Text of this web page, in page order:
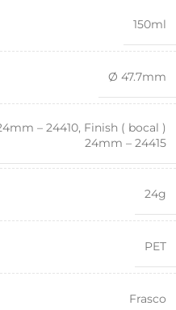
150ml
Ø 47.7mm
– 24410, Finish ( bocal )
24mm – 24415
24g
PET
Frasco